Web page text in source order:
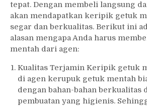
tepat. Dengan membeli langsung
akan mendapatkan keripik getuk
segar dan berkualitas. Berikut ini
alasan mengapa Anda harus
mentah dari agen:
Kualitas Terjamin Keripik getuk
di agen kerupuk getuk mentah
dengan bahan-bahan berkualitas
pembuatan yang higienis.